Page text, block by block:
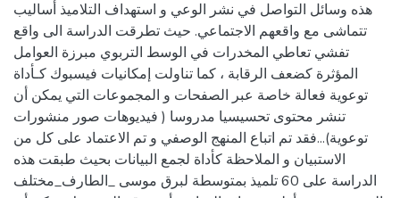
هذه وسائل التواصل في نشر الوعي و استهداف التلاميذ أساليب
تتماشى مع واقعهم الاجتماعي. حيث تطرقت الدراسة الى واقع
تفشي تعاطي المخدرات في الوسط التربوي مبرزة العوامل
المؤثرة كضعف الرقابة ، كما تناولت إمكانيات فيسبوك كـأداة
توعوية فعالة خاصة عبر الصفحات و المجموعات التي يمكن أن
تنشر محتوى تحسيسيا مدروسا ( فيديوهات صور منشورات
توعوية)...فقد تم اتباع المنهج الوصفي و تم الاعتماد على كل من
الاستبيان و الملاحظة كأداة لجمع البيانات بحيث طبقت هذه
الدراسة على 60 تلميذ بمتوسطة لبرق موسى _الطارف_مختلف